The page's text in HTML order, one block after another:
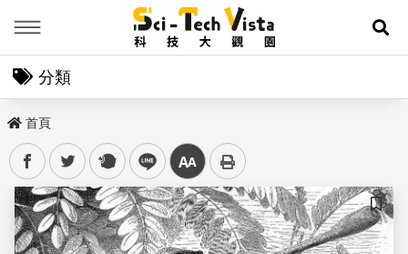
展
分類
首頁
facebooktwitter plurk line 中
儲存